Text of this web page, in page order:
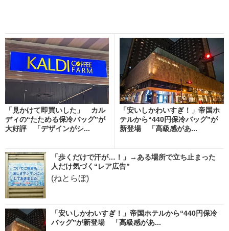
「見かけて即買いした」 カル
ディの“たためる保冷バッグ”が
大好評 「デザインがシ...
「安いしかわいすぎ！」帝国ホ
テルから“440円保冷バッグ”が
新登場 「高級感があ...
「歩くだけで汗が…！」→ある場所で立ち止まった
人だけ気づく“レア広告”
(ねとらぼ)
「安いしかわいすぎ！」帝国ホテルから“440円保冷
バッグ”が新登場 「高級感があ...